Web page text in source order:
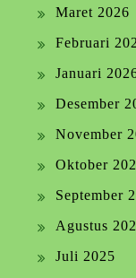
Maret 2026
Februari
Januari
Desember
November
Oktober
September
Agustus
Juli 2025